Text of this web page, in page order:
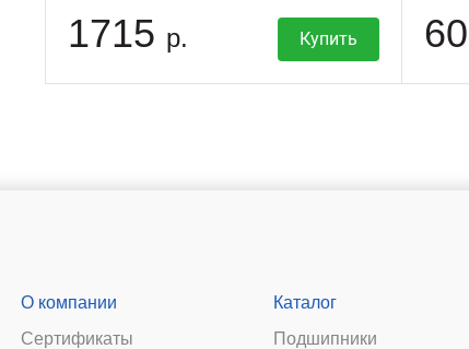
1715 р. Купить
О компании
Сертификаты
Каталог
Подшипники